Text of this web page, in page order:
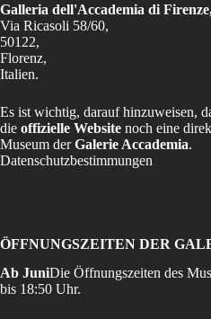
Galleria dell'Accademia di
Via Ricasoli 58/60,
50122,
Florenz,
Italien.
Es ist wichtig, darauf hinzuweisen,
die offizielle Website noch eine
Museum derGalerie Accademia.
Datenschutzbestimmungen
ÖFFNUNGSZEITEN DER
Ab JuniDie Öffnungszeiten des
bis 18:50 Uhr.